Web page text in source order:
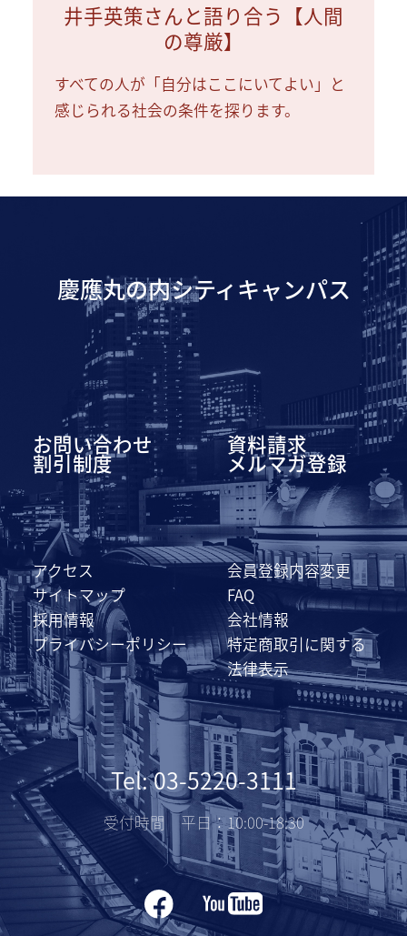
井手英策さんと語り合う【人間
の尊厳】
すべての人が「自分はここにいてよい」と
感じられる社会の条件を探ります。
慶應丸の内シティキャンパス
お問い合わせ 資料請求
割引制度 メルマガ登録
アクセス
会員登録内容変更
サイトマップ
FAQ
採用情報
会社情報
プライバシーポリシー
特定商取引に関する
法律表示
Tel: 03-5220-3111
受付時間 平日：10:00-18:30